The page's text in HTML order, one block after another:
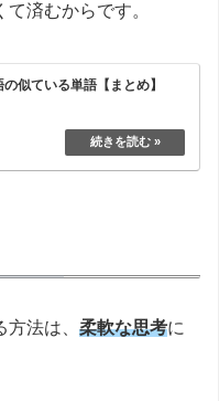
済むからです。
似ている単語【まとめ】
法は、 柔軟な思考に